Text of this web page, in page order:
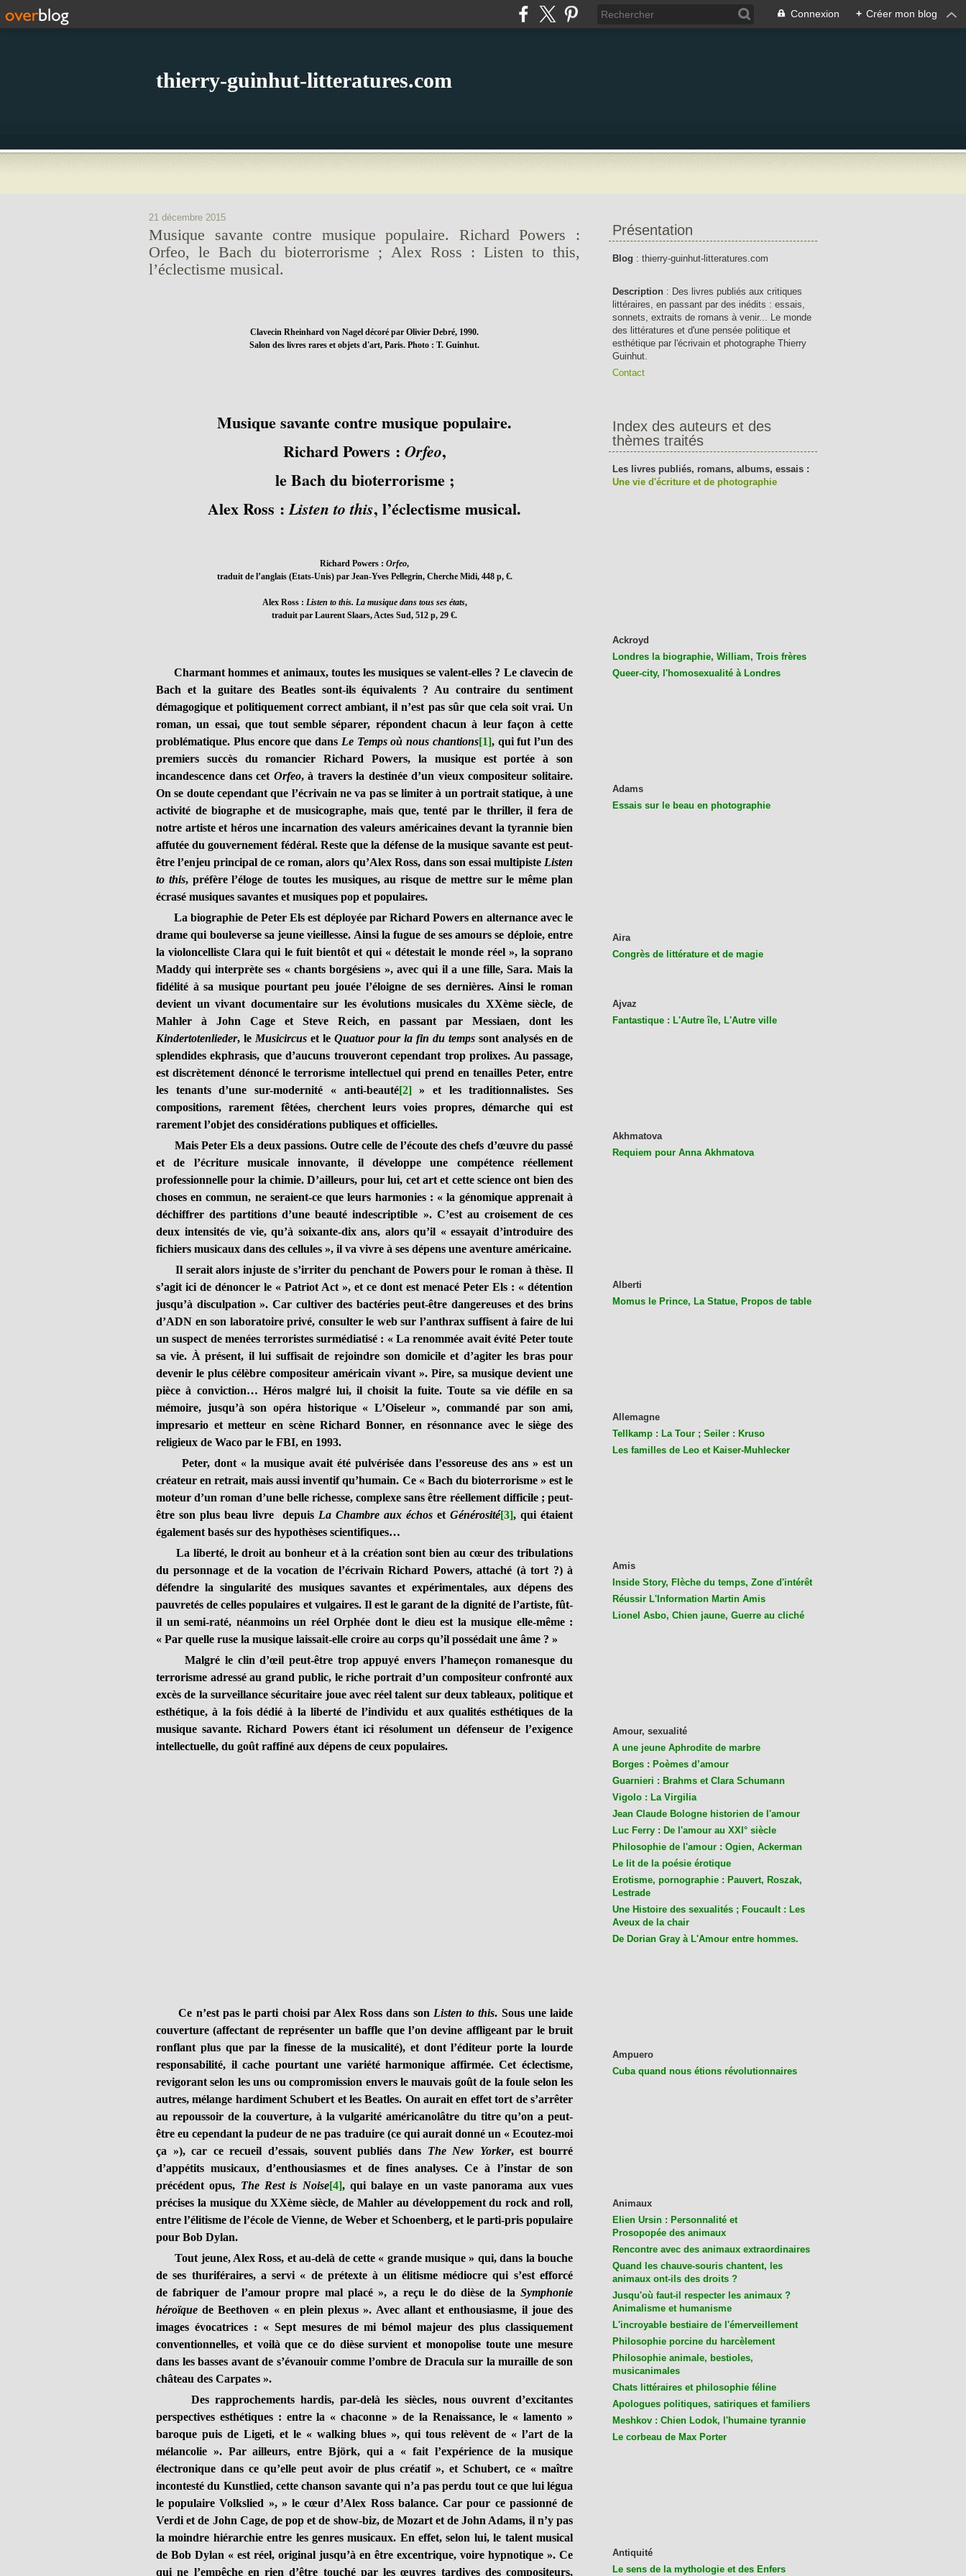
Connexion + Créer mon blog
thierry-guinhut-litteratures.com
21 décembre 2015
Musique savante contre musique populaire. Richard Powers :
Orfeo, le Bach du bioterrorisme ; Alex Ross : Listen to this,
l’éclectisme musical.
Clavecin Rheinhard von Nagel décoré par Olivier Debré, 1990.
Salon des livres rares et objets d'art, Paris. Photo : T. Guinhut.
Musique savante contre musique populaire.
Richard Powers : Orfeo,
le Bach du bioterrorisme ;
Alex Ross :Listen to this, l’éclectisme musical.
Richard Powers : Orfeo,
traduit de l’anglais (Etats-Unis) par Jean-Yves Pellegrin, Cherche Midi, 448 p, €.
Alex Ross : Listen to this. La musique dans tous ses états,
traduit par Laurent Slaars, Actes Sud, 512 p, 29 €.
Charmant hommes et animaux, toutes les musiques se valent-elles ? Le clavecin de
Bach et la guitare des Beatles sont-ils équivalents ? Au contraire du sentiment
démagogique et politiquement correct ambiant, il n’est pas sûr que cela soit vrai. Un
roman, un essai, que tout semble séparer, répondent chacun à leur façon à cette
problématique. Plus encore que dans Le Temps où nous chantions[1], qui fut l’un des
premiers succès du romancier Richard Powers, la musique est portée à son
incandescence dans cet Orfeo, à travers la destinée d’un vieux compositeur solitaire.
On se doute cependant que l’écrivain ne va pas se limiter à un portrait statique, à une
activité de biographe et de musicographe, mais que, tenté par le thriller, il fera de
notre artiste et héros une incarnation des valeurs américaines devant la tyrannie bien
affutée du gouvernement fédéral. Reste que la défense de la musique savante est peut-
être l’enjeu principal de ce roman, alors qu’Alex Ross, dans son essai multipiste Listen
to this, préfère l’éloge de toutes les musiques, au risque de mettre sur le même plan
écrasé musiques savantes et musiques pop et populaires.
La biographie de Peter Els est déployée par Richard Powers en alternance avec le
drame qui bouleverse sa jeune vieillesse. Ainsi la fugue de ses amours se déploie, entre
la violoncelliste Clara qui le fuit bientôt et qui « détestait le monde réel », la soprano
Maddy qui interprète ses « chants borgésiens », avec qui il a une fille, Sara. Mais la
fidélité à sa musique pourtant peu jouée l’éloigne de ses dernières. Ainsi le roman
devient un vivant documentaire sur les évolutions musicales du XXème siècle, de
Mahler à John Cage et Steve Reich, en passant par Messiaen, dont les
Kindertotenlieder, le Musicircus et le Quatuor pour la fin du temps sont analysés en de
splendides ekphrasis, que d’aucuns trouveront cependant trop prolixes. Au passage,
est discrètement dénoncé le terrorisme intellectuel qui prend en tenailles Peter, entre
les tenants d’une sur-modernité « anti-beauté[2]» et les traditionnalistes. Ses
compositions, rarement fêtées, cherchent leurs voies propres, démarche qui est
rarement l’objet des considérations publiques et officielles.
Mais Peter Els a deux passions. Outre celle de l’écoute des chefs d’œuvre du passé
et de l’écriture musicale innovante, il développe une compétence réellement
professionnelle pour la chimie. D’ailleurs, pour lui, cet art et cette science ont bien des
choses en commun, ne seraient-ce que leurs harmonies : « la génomique apprenait à
déchiffrer des partitions d’une beauté indescriptible ». C’est au croisement de ces
deux intensités de vie, qu’à soixante-dix ans, alors qu’il « essayait d’introduire des
fichiers musicaux dans des cellules », il va vivre à ses dépens une aventure américaine.
Il serait alors injuste de s’irriter du penchant de Powers pour le roman à thèse. Il
s’agit ici de dénoncer le « Patriot Act », et ce dont est menacé Peter Els : « détention
jusqu’à disculpation ». Car cultiver des bactéries peut-être dangereuses et des brins
d’ADN en son laboratoire privé, consulter le web sur l’anthrax suffisent à faire de lui
un suspect de menées terroristes surmédiatisé : « La renommée avait évité Peter toute
sa vie. À présent, il lui suffisait de rejoindre son domicile et d’agiter les bras pour
devenir le plus célèbre compositeur américain vivant ». Pire, sa musique devient une
pièce à conviction… Héros malgré lui, il choisit la fuite. Toute sa vie défile en sa
mémoire, jusqu’à son opéra historique « L’Oiseleur », commandé par son ami,
impresario et metteur en scène Richard Bonner, en résonnance avec le siège des
religieux de Waco par le FBI, en 1993.
Peter, dont « la musique avait été pulvérisée dans l’essoreuse des ans » est un
créateur en retrait, mais aussi inventif qu’humain. Ce « Bach du bioterrorisme » est le
moteur d’un roman d’une belle richesse, complexe sans être réellement difficile ; peut-
être son plus beau livre depuis La Chambre aux échos et Générosité[3], qui étaient
également basés sur des hypothèses scientifiques…
La liberté, le droit au bonheur et à la création sont bien au cœur des tribulations
du personnage et de la vocation de l’écrivain Richard Powers, attaché (à tort ?) à
défendre la singularité des musiques savantes et expérimentales, aux dépens des
pauvretés de celles populaires et vulgaires. Il est le garant de la dignité de l’artiste, fût-
il un semi-raté, néanmoins un réel Orphée dont le dieu est la musique elle-même :
« Par quelle ruse la musique laissait-elle croire au corps qu’il possédait une âme ? »
Malgré le clin d’œil peut-être trop appuyé envers l’hameçon romanesque du
terrorisme adressé au grand public, le riche portrait d’un compositeur confronté aux
excès de la surveillance sécuritaire joue avec réel talent sur deux tableaux, politique et
esthétique, à la fois dédié à la liberté de l’individu et aux qualités esthétiques de la
musique savante. Richard Powers étant ici résolument un défenseur de l’exigence
intellectuelle, du goût raffiné aux dépens de ceux populaires.
Ce n’est pas le parti choisi par Alex Ross dans son Listen to this. Sous une laide
couverture (affectant de représenter un baffle que l’on devine affligeant par le bruit
ronflant plus que par la finesse de la musicalité), et dont l’éditeur porte la lourde
responsabilité, il cache pourtant une variété harmonique affirmée. Cet éclectisme,
revigorant selon les uns ou compromission envers le mauvais goût de la foule selon les
autres, mélange hardiment Schubert et les Beatles. On aurait en effet tort de s’arrêter
au repoussoir de la couverture, à la vulgarité américanolâtre du titre qu’on a peut-
être eu cependant la pudeur de ne pas traduire (ce qui aurait donné un « Ecoutez-moi
ça »), car ce recueil d’essais, souvent publiés dans The New Yorker, est bourré
d’appétits musicaux, d’enthousiasmes et de fines analyses. Ce à l’instar de son
précédent opus, The Rest is Noise[4], qui balaye en un vaste panorama aux vues
précises la musique du XXème siècle, de Mahler au développement du rock and roll,
entre l’élitisme de l’école de Vienne, de Weber et Schoenberg, et le parti-pris populaire
pour Bob Dylan.
Tout jeune, Alex Ross, et au-delà de cette « grande musique » qui, dans la bouche
de ses thuriféraires, a servi « de prétexte à un élitisme médiocre qui s’est efforcé
de fabriquer de l’amour propre mal placé », a reçu le do dièse de la Symphonie
héroïque de Beethoven « en plein plexus ». Avec allant et enthousiasme, il joue des
images évocatrices : « Sept mesures de mi bémol majeur des plus classiquement
conventionnelles, et voilà que ce do dièse survient et monopolise toute une mesure
dans les basses avant de s’évanouir comme l’ombre de Dracula sur la muraille de son
château des Carpates ».
Des rapprochements hardis, par-delà les siècles, nous ouvrent d’excitantes
perspectives esthétiques : entre la « chaconne » de la Renaissance, le « lamento »
baroque puis de Ligeti, et le « walking blues », qui tous relèvent de « l’art de la
mélancolie ». Par ailleurs, entre Björk, qui a « fait l’expérience de la musique
électronique dans ce qu’elle peut avoir de plus créatif », et Schubert, ce « maître
incontesté du Kunstlied, cette chanson savante qui n’a pas perdu tout ce que lui légua
le populaire Volkslied », » le cœur d’Alex Ross balance. Car pour ce passionné de
Verdi et de John Cage, de pop et de show-biz, de Mozart et de John Adams, il n’y pas
la moindre hiérarchie entre les genres musicaux. En effet, selon lui, le talent musical
de Bob Dylan « est réel, original jusqu’à en être excentrique, voire hypnotique ». Ce
qui ne l’empêche en rien d’être touché par les œuvres tardives des compositeurs,
Présentation
Blog : thierry-guinhut-litteratures.com
Description : Des livres publiés aux critiques
littéraires, en passant par des inédits : essais,
sonnets, extraits de romans à venir... Le monde
des littératures et d'une pensée politique et
esthétique par l'écrivain et photographe Thierry
Guinhut.
Contact
Index des auteurs et des
thèmes traités
Les livres publiés, romans, albums, essais :
Une vie d'écriture et de photographie
Ackroyd
Londres la biographie, William, Trois frères
Queer-city, l'homosexualité à Londres
Adams
Essais sur le beau en photographie
Aira
Congrès de littérature et de magie
Ajvaz
Fantastique : L'Autre île, L'Autre ville
Akhmatova
Requiem pour Anna Akhmatova
Alberti
Momus le Prince, La Statue, Propos de table
Allemagne
Tellkamp : La Tour ; Seiler : Kruso
Les familles de Leo et Kaiser-Muhlecker
Amis
Inside Story, Flèche du temps, Zone d'intérêt
Réussir L'Information Martin Amis
Lionel Asbo, Chien jaune, Guerre au cliché
Amour, sexualité
A une jeune Aphrodite de marbre
Borges : Poèmes d’amour
Guarnieri : Brahms et Clara Schumann
Vigolo : La Virgilia
Jean Claude Bologne historien de l'amour
Luc Ferry : De l'amour au XXI° siècle
Philosophie de l'amour : Ogien, Ackerman
Le lit de la poésie érotique
Erotisme, pornographie : Pauvert, Roszak,
Lestrade
Une Histoire des sexualités ; Foucault : Les
Aveux de la chair
De Dorian Gray à L'Amour entre hommes.
Ampuero
Cuba quand nous étions révolutionnaires
Animaux
Elien Ursin : Personnalité et
Prosopopée des animaux
Rencontre avec des animaux extraordinaires
Quand les chauve-souris chantent, les
animaux ont-ils des droits ?
Jusqu'où faut-il respecter les animaux ?
Animalisme et humanisme
L'incroyable bestiaire de l'émerveillement
Philosophie porcine du harcèlement
Philosophie animale, bestioles,
musicanimales
Chats littéraires et philosophie féline
Apologues politiques, satiriques et familiers
Meshkov : Chien Lodok, l'humaine tyrannie
Le corbeau de Max Porter
Antiquité
Le sens de la mythologie et des Enfers